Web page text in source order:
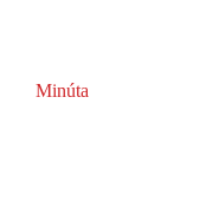
Minúta